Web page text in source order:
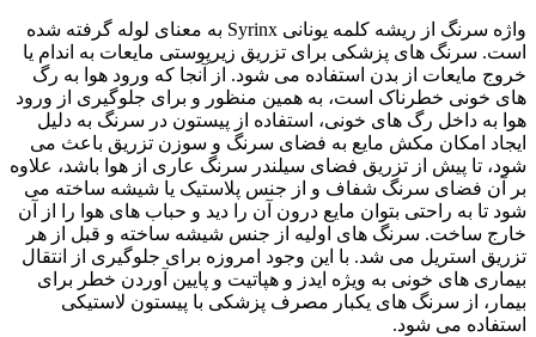
واژه سرنگ از ریشه کلمه یونانی Syrinx به معنای لوله گرفته شده
است. سرنگ های پزشکی برای تزریق زیرپوستی مایعات به اندام یا
خروج مایعات از بدن استفاده می شود. از آنجا که ورود هوا به رگ
های خونی خطرناک است، به همین منظور و برای جلوگیری از ورود
هوا به داخل رگ های خونی، استفاده از پیستون در سرنگ به دلیل
ایجاد امکان مکش مایع به فضای سرنگ و سوزن تزریق باعث می
شود، تا پیش از تزریق فضای سیلندر سرنگ عاری از هوا باشد، علاوه
بر آن فضای سرنگ شفاف و از جنس پلاستیک یا شیشه ساخته می
شود تا به راحتی بتوان مایع درون آن را دید و حباب های هوا را از آن
خارج ساخت. سرنگ های اولیه از جنس شیشه ساخته و قبل از هر
تزریق استریل می شد. با این وجود امروزه برای جلوگیری از انتقال
بیماری های خونی به ویژه ایدز و هپاتیت و پایین آوردن خطر برای
بیمار، از سرنگ های یکبار مصرف پزشکی با پیستون لاستیکی
استفاده می شود.